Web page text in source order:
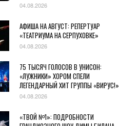
04.08.2026
АФИША НА АВГУСТ: РЕПЕРТУАР
«ТЕАТРИУМА НА СЕРПУХОВКЕ»
04.08.2026
75 ТЫСЯЧ ГОЛОСОВ В УНИСОН:
«ЛУЖНИКИ» ХОРОМ СПЕЛИ
ЛЕГЕНДАРНЫЙ ХИТ ГРУППЫ «ВИРУС!»
04.08.2026
«ТВОЙ №1»: ПОДРОБНОСТИ